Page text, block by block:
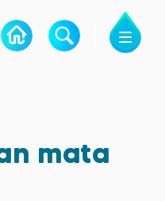
mata